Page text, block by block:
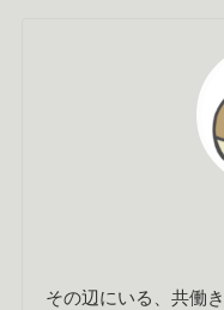
その辺にいる、共働